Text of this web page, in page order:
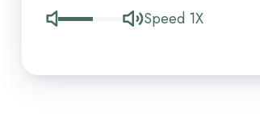
Speed 1X